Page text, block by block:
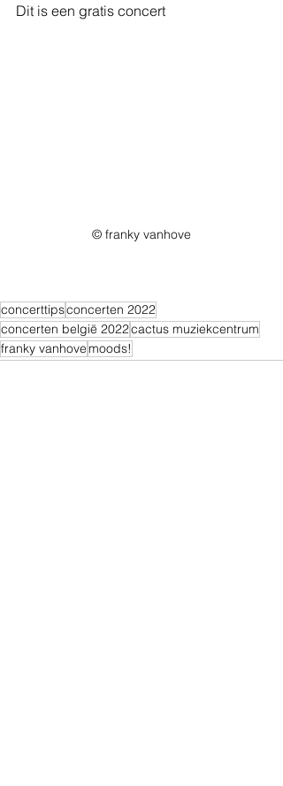
Dit is een gratis concert
© franky vanhove
concerttipsconcerten 2022
concerten belgië 2022cactus muziekcentrum
franky vanhovemoods!